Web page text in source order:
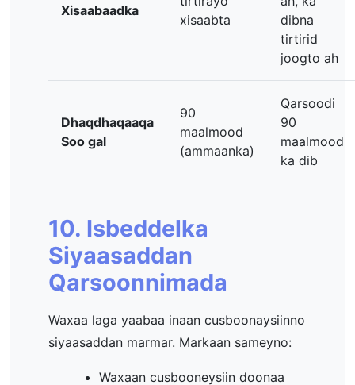
Xisaabaadka
xisaabta
dibna
tirtirid
joogto ah
Dhaqdhaqaaqa
Soo gal
90
maalmood
(ammaanka)
Qarsoodi
90
maalmood
ka dib
10. Isbeddelka
Siyaasaddan
Qarsoonnimada
Waxaa laga yaabaa inaan cusboonaysiinno
siyaasaddan marmar. Markaan sameyno:
Waxaan cusbooneysiin doonaa